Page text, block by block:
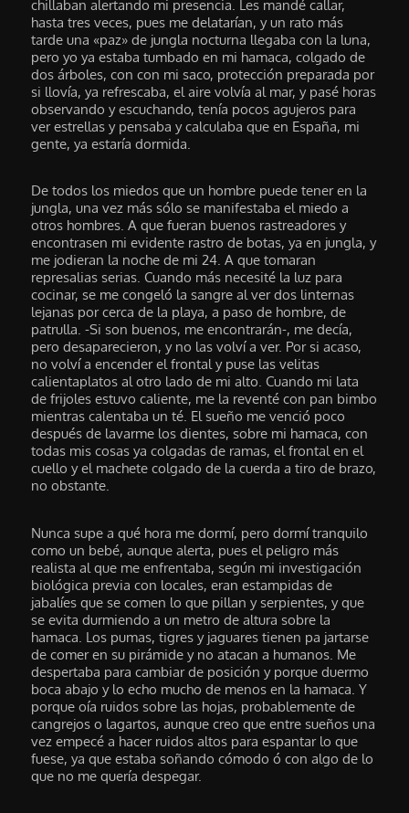
chillaban alertando mi presencia. Les mandé callar,
hasta tres veces, pues me delatarían, y un rato más
tarde una «paz» de jungla nocturna llegaba con la luna,
pero yo ya estaba tumbado en mi hamaca, colgado de
dos árboles, con con mi saco, protección preparada por
si llovía, ya refrescaba, el aire volvía al mar, y pasé horas
observando y escuchando, tenía pocos agujeros para
ver estrellas y pensaba y calculaba que en España, mi
gente, ya estaría dormida.
De todos los miedos que un hombre puede tener en la
jungla, una vez más sólo se manifestaba el miedo a
otros hombres. A que fueran buenos rastreadores y
encontrasen mi evidente rastro de botas, ya en jungla, y
me jodieran la noche de mi 24. A que tomaran
represalias serias. Cuando más necesité la luz para
cocinar, se me congeló la sangre al ver dos linternas
lejanas por cerca de la playa, a paso de hombre, de
patrulla. -Si son buenos, me encontrarán-, me decía,
pero desaparecieron, y no las volví a ver. Por si acaso,
no volví a encender el frontal y puse las velitas
calientaplatos al otro lado de mi alto. Cuando mi lata
de frijoles estuvo caliente, me la reventé con pan bimbo
mientras calentaba un té. El sueño me venció poco
después de lavarme los dientes, sobre mi hamaca, con
todas mis cosas ya colgadas de ramas, el frontal en el
cuello y el machete colgado de la cuerda a tiro de brazo,
no obstante.
Nunca supe a qué hora me dormí, pero dormí tranquilo
como un bebé, aunque alerta, pues el peligro más
realista al que me enfrentaba, según mi investigación
biológica previa con locales, eran estampidas de
jabalíes que se comen lo que pillan y serpientes, y que
se evita durmiendo a un metro de altura sobre la
hamaca. Los pumas, tigres y jaguares tienen pa jartarse
de comer en su pirámide y no atacan a humanos. Me
despertaba para cambiar de posición y porque duermo
boca abajo y lo echo mucho de menos en la hamaca. Y
porque oía ruidos sobre las hojas, probablemente de
cangrejos o lagartos, aunque creo que entre sueños una
vez empecé a hacer ruidos altos para espantar lo que
fuese, ya que estaba soñando cómodo ó con algo de lo
que no me quería despegar.